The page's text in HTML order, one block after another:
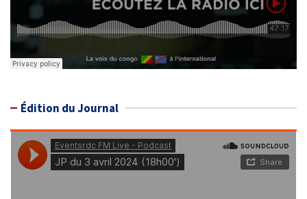
Édition du Journal